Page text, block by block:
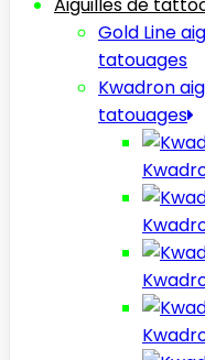
Gold Line
tatouages
Kwadron
tatouages